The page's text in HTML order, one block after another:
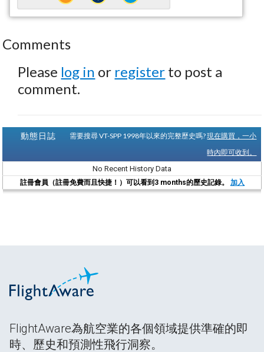
Comments
Please log in or register to post a
comment.
動態日誌 需要搜尋 VT-SPP 1998年以來的完整歷史嗎?現在購買，一小
時內即可收到。
No Recent History Data
註冊會員（註冊免費而且快捷！）可以看到3 months的歷史記錄。 加入
FlightAware為航空業的各個領域提供準確的即
時、歷史和預測性飛行洞察。